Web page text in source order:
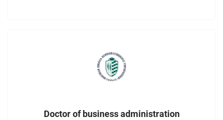
Doctor of business administration